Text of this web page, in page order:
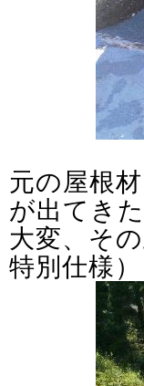
元の屋根
が出てき
大変、そ
特別仕様）